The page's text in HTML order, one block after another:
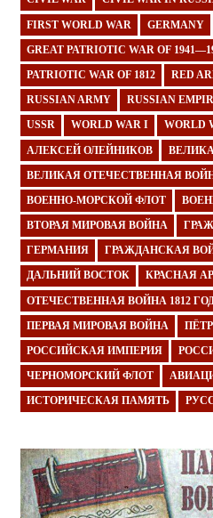
FIRST WORLD WAR GERMANY
GREAT PATRIOTIC WAR OF
PATRIOTIC WAR OF 1812 RED
RUSSIAN ARMY RUSSIAN
USSR WORLD WAR I WORLD
АЛЕКСЕЙ ОЛЕЙНИКОВ
ВЕЛИКАЯ ОТЕЧЕСТВЕННАЯ
ВОЕННО-МОРСКОЙ ФЛОТ
ВТОРАЯ МИРОВАЯ ВОЙНА
ГЕРМАНИЯ ГРАЖДАНСКАЯ
ДАЛЬНИЙ ВОСТОК КРАСНАЯ
ОТЕЧЕСТВЕННАЯ ВОЙНА 1812
ПЕРВАЯ МИРОВАЯ ВОЙНА
РОССИЙСКАЯ ИМПЕРИЯ
ЧЕРНОМОРСКИЙ ФЛОТ
ИСТОРИЧЕСКАЯ ПАМЯТЬ